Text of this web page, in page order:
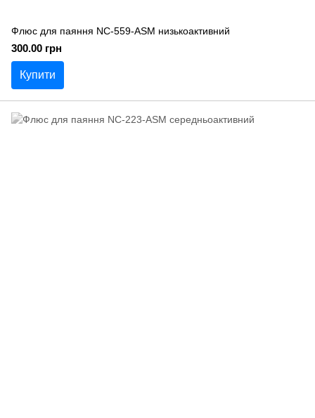
Флюс для паяння NC-559-ASM низькоактивний
300.00 грн
Купити